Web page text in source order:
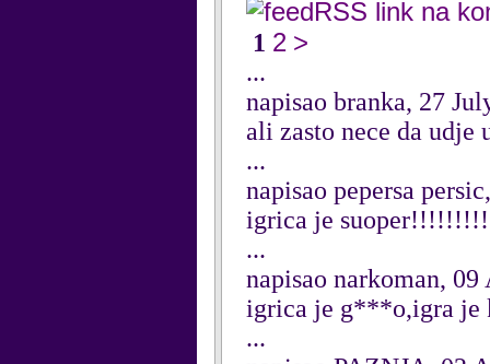
RSS link na
1 2 >
...
napisao branka, 27
ali zasto nece da udje
...
napisao pepersa
igrica je
...
napisao narkoman,
igrica je g***o,igra
...